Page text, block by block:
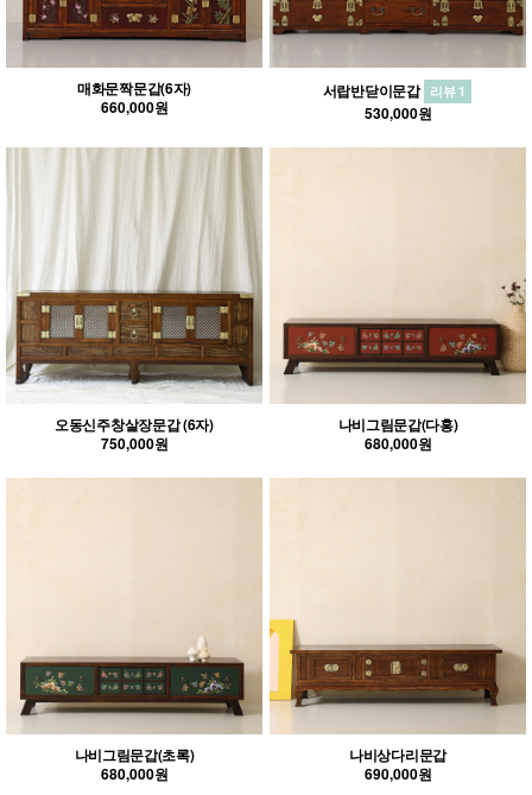
매화문짝문갑(6자)
660,000원
서랍반닫이문갑 리뷰 1
530,000원
오동신주창살장문갑 (6자)
750,000원
나비그림문갑(다홍)
680,000원
나비그림문갑(초록)
680,000원
나비상다리문갑
690,000원